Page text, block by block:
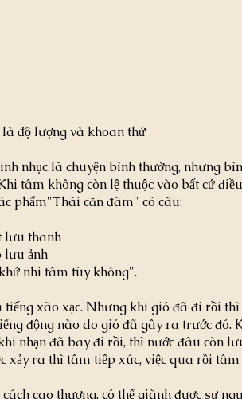
độ lượng và khoan thứ
nhục là chuyện bình thường, nhưng
tâm không còn lệ thuộc vào bất cứ
phẩm"Thái căn đàm" có câu:
lưu thanh
lưu ảnh
nhi tâm tùy không".
xào xạc. Nhưng khi gió đã đi rồi
động nào do gió đã gây ra trước đó.
nhạn đã bay đi rồi, thì nước đâu còn
xảy ra thì tâm tiếp xúc, việc qua rồi
cao thượng, có thể giành được sự